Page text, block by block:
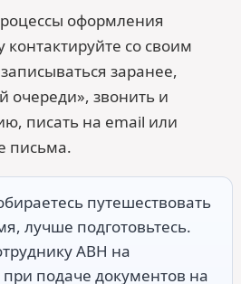
оформления
со своим
заранее,
очереди», звонить и
писать на email или
письма.
путешествовать
лучше подготовьтесь.
ABH на
подаче документов на